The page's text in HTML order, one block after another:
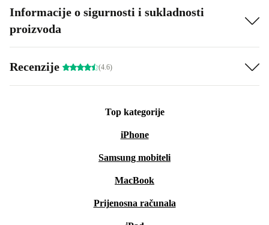
Informacije o sigurnosti i sukladnosti
proizvoda
Recenzije (4.6)
Top kategorije
iPhone
Samsung mobiteli
MacBook
Prijenosna računala